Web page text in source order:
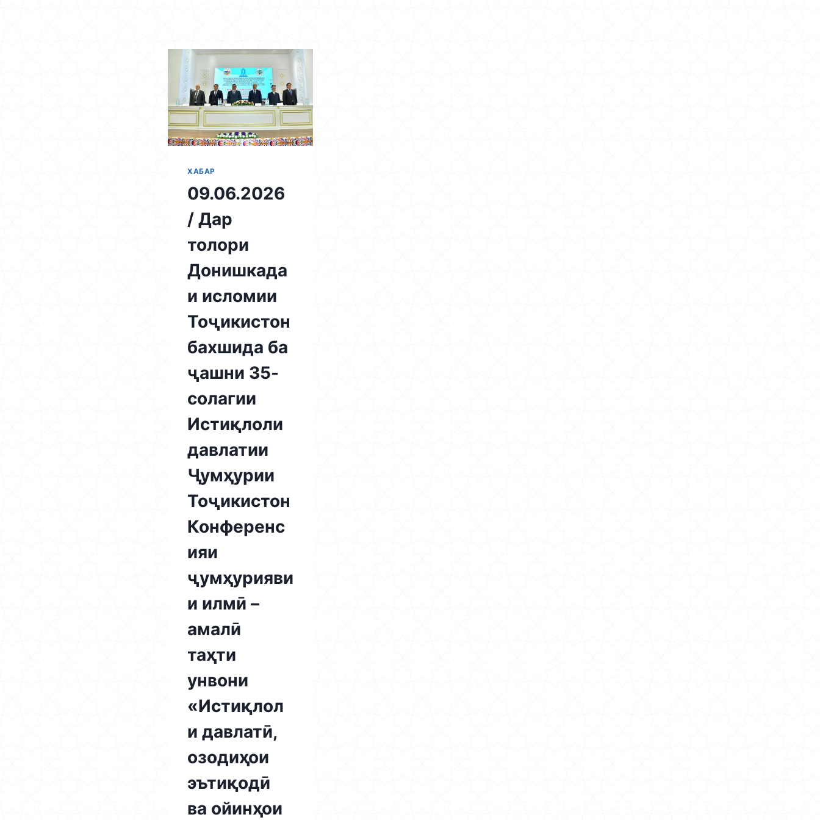
ХАБАР
09.06.2026
/ Дар
толори
Донишкада
и исломии
Тоҷикистон
бахшида ба
ҷашни 35-
солагии
Истиқлоли
давлатии
Ҷумҳурии
Тоҷикистон
Конференс
ияи
ҷумҳурияви
и илмӣ –
амалӣ
таҳти
унвони
«Истиқлол
и давлатӣ,
озодиҳои
эътиқодӣ
ва ойинҳои